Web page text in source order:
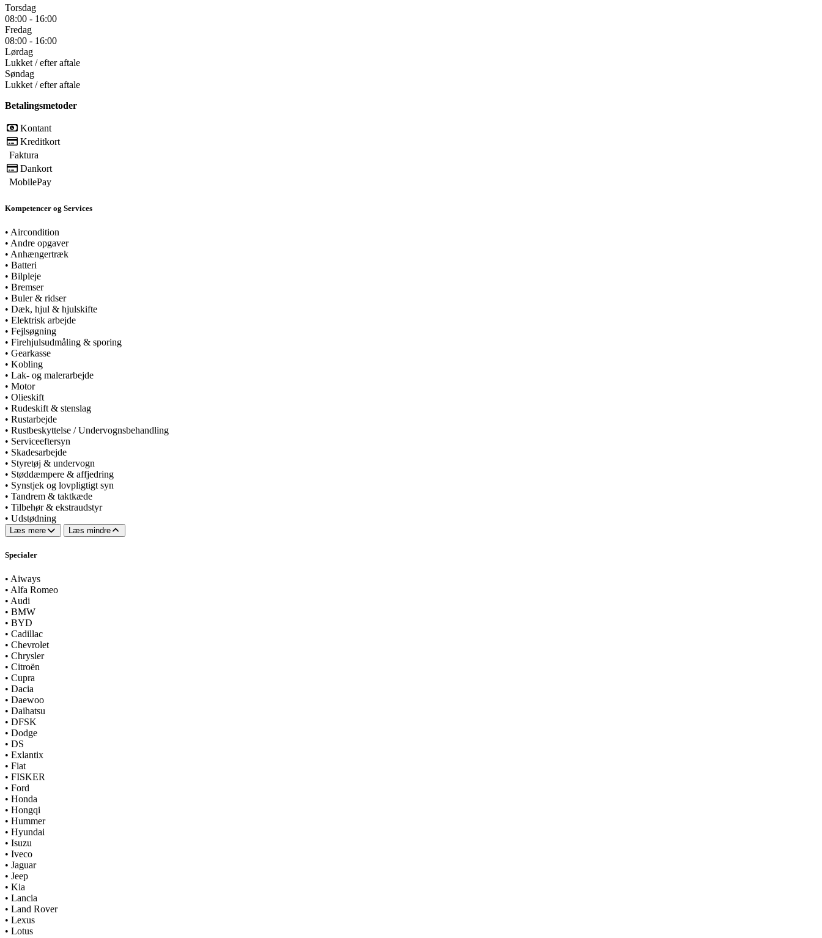
Torsdag
08:00 - 16:00
Fredag
08:00 - 16:00
Lørdag
Lukket / efter aftale
Søndag
Lukket / efter aftale
Betalingsmetoder
Kontant
Kreditkort
Faktura
Dankort
MobilePay
Kompetencer og Services
• Aircondition
• Andre opgaver
• Anhængertræk
• Batteri
• Bilpleje
• Bremser
• Buler & ridser
• Dæk, hjul & hjulskifte
• Elektrisk arbejde
• Fejlsøgning
• Firehjulsudmåling & sporing
• Gearkasse
• Kobling
• Lak- og malerarbejde
• Motor
• Olieskift
• Rudeskift & stenslag
• Rustarbejde
• Rustbeskyttelse / Undervognsbehandling
• Serviceeftersyn
• Skadesarbejde
• Styretøj & undervogn
• Støddæmpere & affjedring
• Synstjek og lovpligtigt syn
• Tandrem & taktkæde
• Tilbehør & ekstraudstyr
• Udstødning
Læs mere Læs mindre
Specialer
• Aiways
• Alfa Romeo
• Audi
• BMW
• BYD
• Cadillac
• Chevrolet
• Chrysler
• Citroën
• Cupra
• Dacia
• Daewoo
• Daihatsu
• DFSK
• Dodge
• DS
• Exlantix
• Fiat
• FISKER
• Ford
• Honda
• Hongqi
• Hummer
• Hyundai
• Isuzu
• Iveco
• Jaguar
• Jeep
• Kia
• Lancia
• Land Rover
• Lexus
• Lotus